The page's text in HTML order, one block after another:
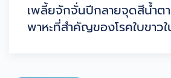
เพลี้ยจักจั่นปีกลายจุดสีน้ำต
พาหะที่สำคัญของโรคใบขาว